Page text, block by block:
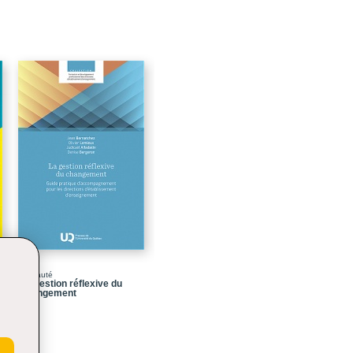
75
165
197
201
239
Nouveauté
La gestion réflexive du
changement